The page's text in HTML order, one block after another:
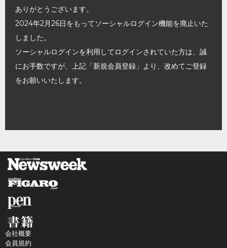
ありがとうございます。
2024年2月26日をもってソーシャルログイン機能を廃止いた
しました。
ソーシャルログインを利用してログインされていた方は、誠
にお手数ですが、上記「新規会員登録」より、改めてご登録
をお願いいたします。
会社概要
会員規約